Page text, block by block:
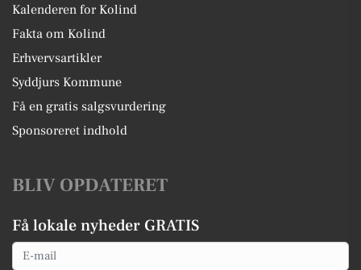
Kalenderen for Kolind
Fakta om Kolind
Erhvervsartikler
Syddjurs Kommune
Få en gratis salgsvurdering
Sponsoreret indhold
BLIV OPDATERET
Få lokale nyheder GRATIS
Email